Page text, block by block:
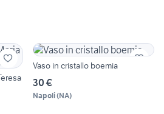
Vaso in cristallo boemia
30 €
Napoli(NA)